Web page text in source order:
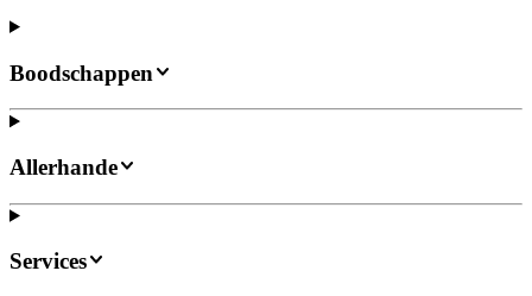
Boodschappen
Allerhande
Services